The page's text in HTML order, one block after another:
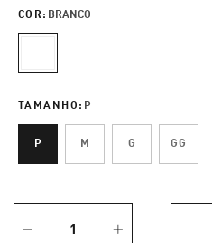
COR: BRANCO
TAMANHO: P
P M G GG